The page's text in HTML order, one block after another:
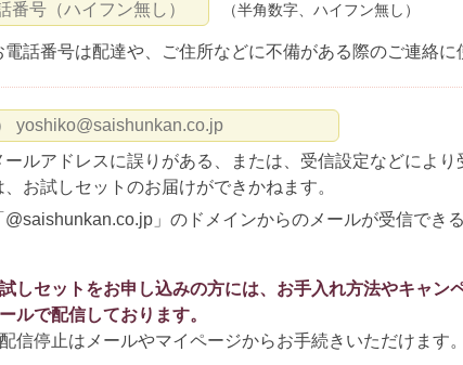
（半角数字、ハイフン無し）
話番号は配達や、ご住所などに不備がある際のご連絡に
ルアドレスに誤りがある、または、受信設定などによ
、お試しセットのお届けができかねます。
」のドメインからのメールが受信でき
しセットをお申し込みの方には、お手入れ方法やキャン
ルで配信しております。
信停止はメールやマイページからお手続きいただけます。